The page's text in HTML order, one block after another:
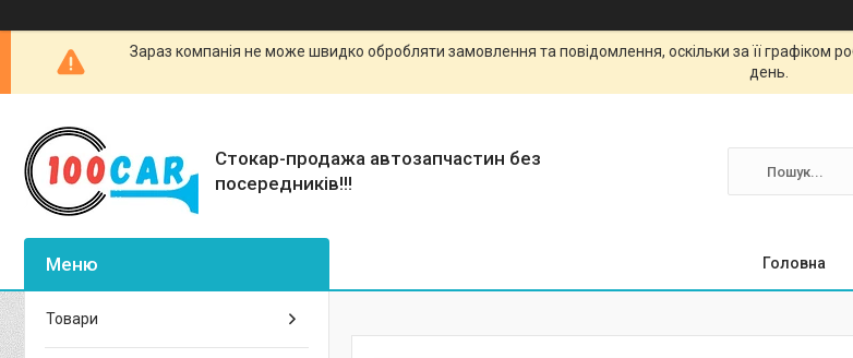
Зараз компанія не може швидко обробляти замовлення та повідомлення, оскільки за її графіком
день.
Стокар-продажа автозапчастин без
посередників!!!
Головна
Товари